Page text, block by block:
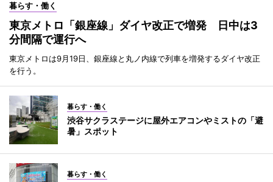
暮らす・働く
東京メトロ「銀座線」ダイヤ改正で増発 日中は3
分間隔で運行へ
東京メトロは9月19日、銀座線と丸ノ内線で列車を増発するダイヤ改正
を行う。
暮らす・働く
渋谷サクラステージに屋外エアコンやミストの「避
暑」スポット
暮らす・働く